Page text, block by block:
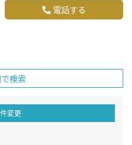
電話する
検索
変更